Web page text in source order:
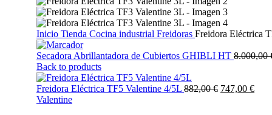
Inicio Tienda Cocina industrial Freidoras Freidora Eléctrica
Secadora Abrillantadora de Cubiertos GHIBLI HT 8.000,00
Back to products
Freidora Eléctrica TF5 Valentine 4/5L 882,00€ El
747,00 €El
Valentine